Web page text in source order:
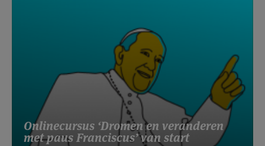
Onlinecursus ‘Dromen en veranderen
met paus Franciscus’ van start